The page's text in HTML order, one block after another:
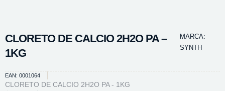
CLORETO DE CALCIO 2H2O PA –
1KG
MARCA:
SYNTH
EAN: 0001064
CLORETO DE CALCIO 2H2O PA - 1KG